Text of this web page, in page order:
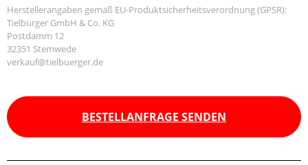
Herstellerangaben gemäß EU-Produktsicherheitsverordnung (GPSR):
Tielbürger GmbH & Co. KG
Postdamm 12
32351 Stemwede
verkauf@tielbuerger.de
BESTELLANFRAGE SENDEN